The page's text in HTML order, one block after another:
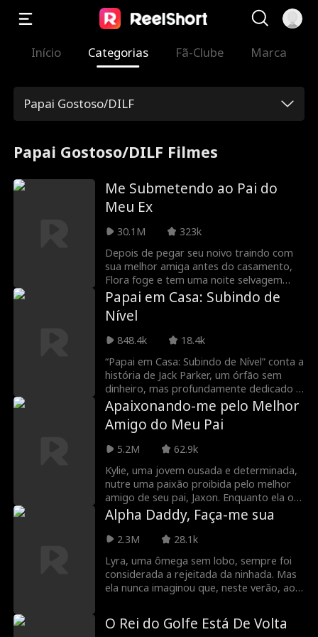
Início Categorias Fã-Clube Marca
Papai Gostoso/DILF
Papai Gostoso/DILF Filmes
Me Submetendo ao Pai do
Meu Ex
30.1M
323k
Depois de pegar seu noivo traindo com
sua melhor amiga antes do casamento,
Flora foge e tem uma noite selvagem
com um charmoso estranho. Logo ela
descobre que ele é o pai do seu ex-noivo,
e tem um secredo obscuro. Ela vai se
render ao desejo—ou vai fugir
novamente?
Papai em Casa: Subindo de
Nível
848.4k
18.4k
“Papai em Casa: Subindo de Nível” conta a
história de Jack Parker, um órfão sem
dinheiro, mas profundamente dedicado à
esposa e ao filho. Infelizmente para Jack,
a família da esposa sempre o desaprovou
e faz de tudo para sabotar o
relacionamento deles. Tudo muda
quando Jack se torna herdeiro de uma
das empresas mais ricas do mundo.
Agora, ele precisa provar que realmente
é um bilionário antes que a família dela
destrua seu casamento, tire sua filha ou
até tente matá-lo.
Apaixonando-me pelo Melhor
Amigo do Meu Pai
5.2M
62.9k
Kylie, uma jovem ousada e determinada,
nutre uma paixão proibida pelo melhor
amigo de seu pai, Jaxon. Enquanto ela o
provoca com seu charme irresistível, ele
luta para resistir à tentação. Mas à
medida que a tensão entre os dois
a uma traição irreversível que mudará
tudo.
Alpha Daddy, Faça-me sua
2.3M
28.1k
Lyra, uma ômega sem lobo, sempre foi
considerada a rejeitada da ninhada. Mas
ela nunca imaginou que, neste verão, ao
secretamente é apaixonada há muito
tempo — o Alfa Damon — ele também
O Rei do Golfe Está De Volta